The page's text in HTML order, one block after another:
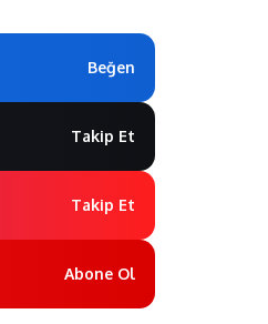
Beğen
Takip Et
Takip Et
Abone Ol